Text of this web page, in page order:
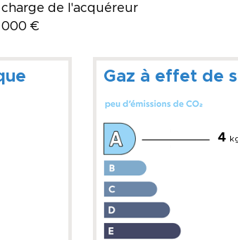
de l'acquéreur
000 €
Gaz à effet de
4